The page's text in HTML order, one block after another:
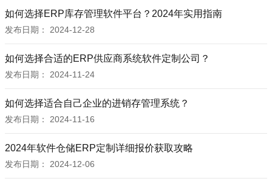
如何选择ERP库存管理软件平台？2024年实用指南
发布日期： 2024-12-28
如何选择合适的ERP供应商系统软件定制公司？
发布日期： 2024-11-24
如何选择适合自己企业的进销存管理系统？
发布日期： 2024-11-16
2024年软件仓储ERP定制详细报价获取攻略
发布日期： 2024-12-06